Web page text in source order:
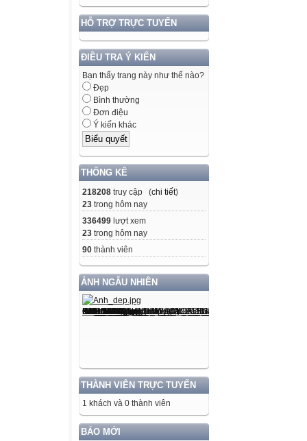
HỖ TRỢ TRỰC TUYẾN
ĐIỀU TRA Ý KIẾN
Bạn thấy trang này như thế nào?
Đẹp
Bình thường
Đơn điệu
Ý kiến khác
THỐNG KÊ
218208 truy cập (chi tiết)
23 trong hôm nay
336499 lượt xem
23 trong hôm nay
90 thành viên
ẢNH NGẪU NHIÊN
THÀNH VIÊN TRỰC TUYẾN
1 khách và 0 thành viên
BÁO MỚI